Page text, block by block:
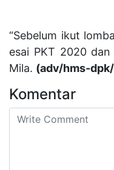
“Sebelum ikut
esai PKT 2020
Mila. (adv/hms-
Komentar